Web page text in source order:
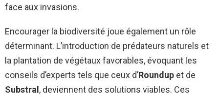
face aux invasions.
Encourager la biodiversité joue également un rôle
déterminant. L’introduction de prédateurs naturels et
la plantation de végétaux favorables, évoquant les
conseils d’experts tels que ceux d’Roundup et de
Substral, deviennent des solutions viables. Ces